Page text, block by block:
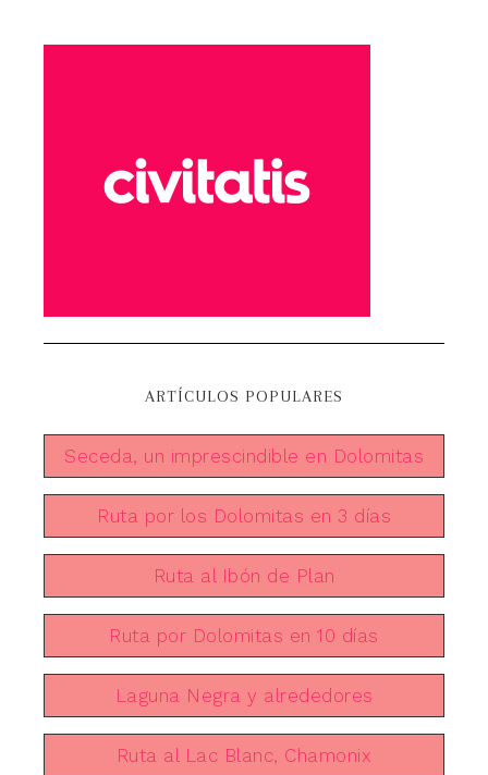
ARTÍCULOS POPULARES
Seceda, un imprescindible en Dolomitas
Ruta por los Dolomitas en 3 días
Ruta al Ibón de Plan
Ruta por Dolomitas en 10 días
Laguna Negra y alrededores
Ruta al Lac Blanc, Chamonix